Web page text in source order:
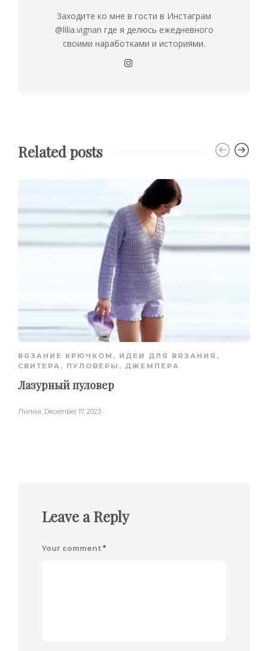
Заходите ко мне в гости в Инстаграм
@lilia.vignan где я делюсь ежедневного
своими наработками и историями.
Related posts
ВЯЗАНИЕ КРЮЧКОМ , ИДЕИ ДЛЯ ВЯЗАНИЯ ,
СВИТЕРА, ПУЛОВЕРЫ, ДЖЕМПЕРА
Лазурный пуловер
Лилия December 17, 2023
Leave a Reply
Your comment *